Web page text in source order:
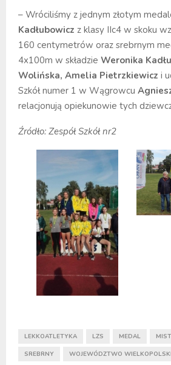
– Wróciliśmy z jednym złotym
Kadłubowicz z klasy IIc4 w skoku
160 centymetrów oraz srebrnym
4x100m w składzie Weronika
Wolińska, Amelia Pietrzkiewicz i
Szkół numer 1 w Wągrowcu
relacjonują opiekunowie tych
Źródło: Zespół Szkół nr2
LEKKOATLETYKA LZS MEDAL
SREBRNY WOJEWÓDZTWO